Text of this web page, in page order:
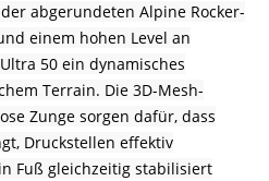
abgerundeten Alpine Rocker-
einem hohen Level an
50 ein dynamisches
Terrain. Die 3D-Mesh-
Zunge sorgen dafür, dass
Druckstellen effektiv
Fuß gleichzeitig stabilisiert